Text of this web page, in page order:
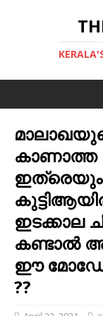
ഇടക്കാല
കണ്ടാല്‍
ഈ
??